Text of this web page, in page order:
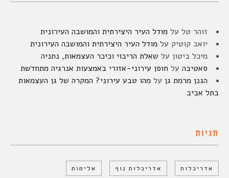
זוהר טל על מודל העיר היצירתית והמושבה העירונית
יואב קוטיק על מודל העיר היצירתית והמושבה העירונית
מיכל ביטון על שאלת הריבוי וכיכר העצמאות, נתניה
סאטיבה על חוסן עירוני-אזורי באמצעות אנרגיה מתחדשת
הגנן מרמת גן על מהו טבע עירוני? המקרה של גן העצמאות
בתל אביב
תגיות
אדריכלות אדריכלות נוף אלימות